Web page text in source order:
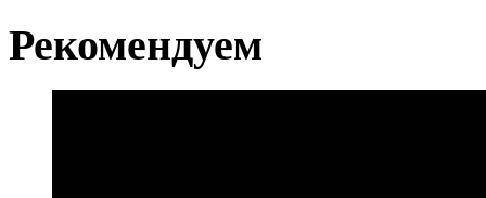
Рекомендуем